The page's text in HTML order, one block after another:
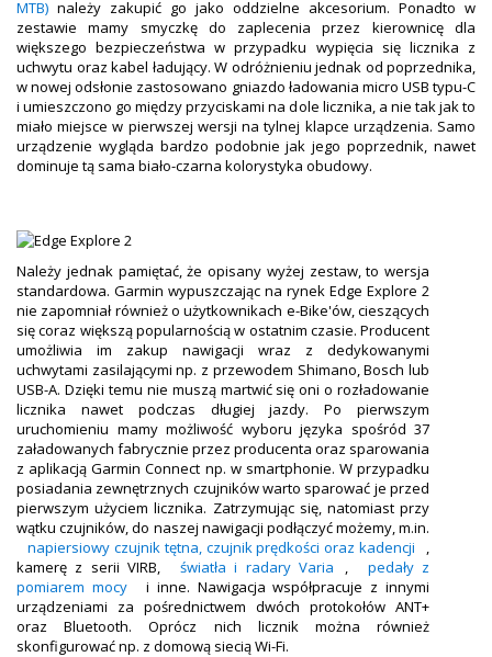
MTB) należy zakupić go jako oddzielne akcesorium. Ponadto w
zestawie mamy smyczkę do zaplecenia przez kierownicę dla
większego bezpieczeństwa w przypadku wypięcia się licznika z
uchwytu oraz kabel ładujący. W odróżnieniu jednak od poprzednika,
w nowej odsłonie zastosowano gniazdo ładowania micro USB typu-C
i umieszczono go między przyciskami na dole licznika, a nie tak jak to
miało miejsce w pierwszej wersji na tylnej klapce urządzenia. Samo
urządzenie wygląda bardzo podobnie jak jego poprzednik, nawet
dominuje tą sama biało-czarna kolorystyka obudowy.
Należy jednak pamiętać, że opisany wyżej zestaw, to wersja
standardowa. Garmin wypuszczając na rynek Edge Explore 2
nie zapomniał również o użytkownikach e-Bike'ów, cieszących
się coraz większą popularnością w ostatnim czasie. Producent
umożliwia im zakup nawigacji wraz z dedykowanymi
uchwytami zasilającymi np. z przewodem Shimano, Bosch lub
USB-A. Dzięki temu nie muszą martwić się oni o rozładowanie
licznika nawet podczas długiej jazdy. Po pierwszym
uruchomieniu mamy możliwość wyboru języka spośród 37
załadowanych fabrycznie przez producenta oraz sparowania
z aplikacją Garmin Connect np. w smartphonie. W przypadku
posiadania zewnętrznych czujników warto sparować je przed
pierwszym użyciem licznika. Zatrzymując się, natomiast przy
wątku czujników, do naszej nawigacji podłączyć możemy, m.in.
napiersiowy czujnik tętna, czujnik prędkości oraz kadencji
kamerę z serii VIRB,
światła i radary Varia
pedały z
pomiarem mocy
i inne. Nawigacja współpracuje z innymi
urządzeniami za pośrednictwem dwóch protokołów ANT+
oraz Bluetooth. Oprócz nich licznik można również
skonfigurować np. z domową siecią Wi-Fi.